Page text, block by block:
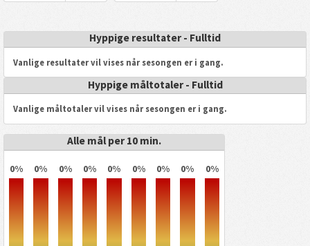
Hyppige resultater - Fulltid
Vanlige resultater vil vises når sesongen er i gang.
Hyppige måltotaler - Fulltid
Vanlige måltotaler vil vises når sesongen er i gang.
Alle mål per 10 min.
0% 0% 0% 0% 0% 0% 0% 0% 0%